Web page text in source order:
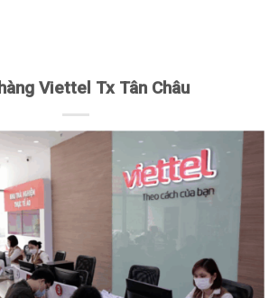
Viettel Tx Tân Châu